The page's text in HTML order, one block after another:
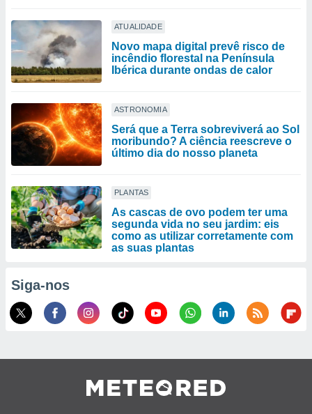
ATUALIDADE
Novo mapa digital prevê risco de
incêndio florestal na Península
Ibérica durante ondas de calor
ASTRONOMIA
Será que a Terra sobreviverá ao Sol
moribundo? A ciência reescreve o
último dia do nosso planeta
PLANTAS
As cascas de ovo podem ter uma
segunda vida no seu jardim: eis
como as utilizar corretamente com
as suas plantas
Siga-nos